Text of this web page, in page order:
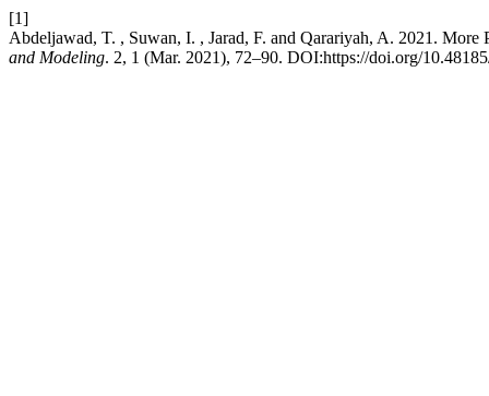
[1]
Abdeljawad, T. , Suwan, I. , Jarad, F. and Qarariyah, A. 2021.
and Modeling. 2, 1 (Mar. 2021), 72–90. DOI:https://doi.org/